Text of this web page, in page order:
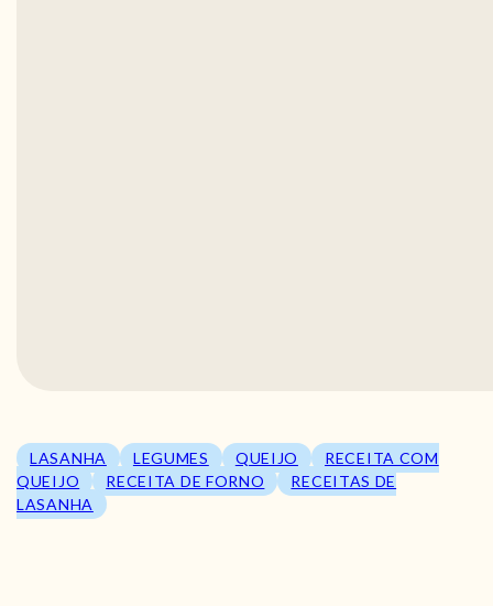
LASANHA LEGUMES QUEIJO
RECEITA COM
QUEIJO
RECEITA DE FORNO
RECEITAS DE
LASANHA